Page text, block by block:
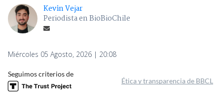
Kevin Vejar
Periodista en BioBioChile
Miércoles 05 Agosto, 2026 | 20:08
Seguimos criterios de
Ética y transparencia de BBCL